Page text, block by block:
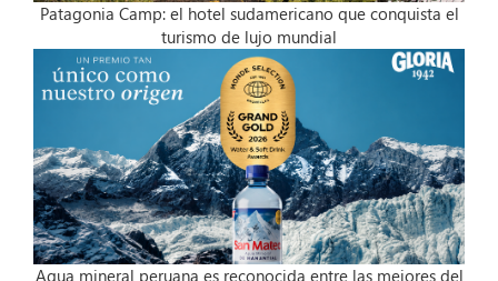
Patagonia Camp: el hotel sudamericano que conquista el
turismo de lujo mundial
Agua mineral peruana es reconocida entre las mejores del